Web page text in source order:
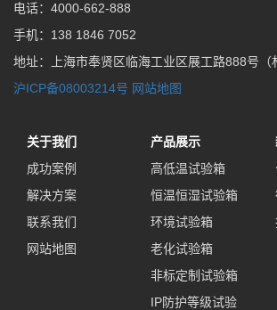
电话：4000-662-888
手机：138 1846 7052
地址：上海市奉贤区临海工业区展工路888号（
沪ICP备08003214号 网站地图
关于我们
成功案例
解决方案
联系我们
网站地图
产品展示
高低温试验箱
恒温恒湿试验箱
环境试验箱
老化试验箱
非标定制试验箱
IP防护等级试验